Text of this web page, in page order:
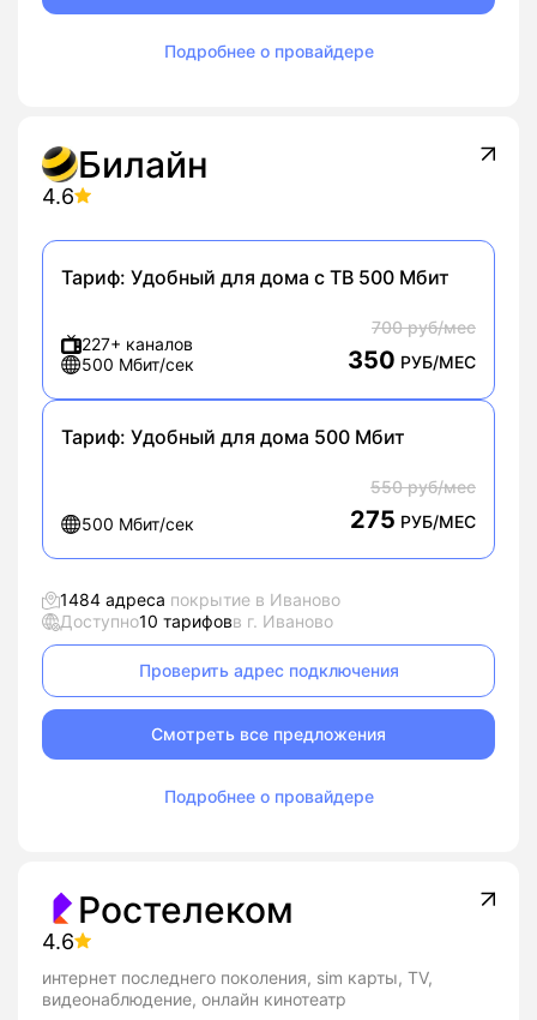
Подробнее о провайдере
Билайн
4.6
Тариф: Удобный для дома с ТВ 500 Мбит
227+ каналов
500 Мбит/сек
700 руб/мес
350 РУБ/МЕС
Тариф: Удобный для дома 500 Мбит
500 Мбит/сек
550 руб/мес
275 РУБ/МЕС
1484 адреса покрытие в Иваново
Доступно10 тарифовв г. Иваново
Проверить адрес подключения
Смотреть все предложения
Подробнее о провайдере
Ростелеком
4.6
интернет последнего поколения, sim карты, TV,
видеонаблюдение, онлайн кинотеатр